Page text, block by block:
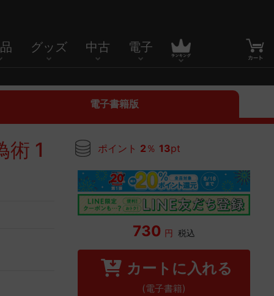
グッズ 中古 電子
電子書籍版
1 ポイント 2 ％ 13pt
730 円 税込
カートに入れる
(電子書籍)